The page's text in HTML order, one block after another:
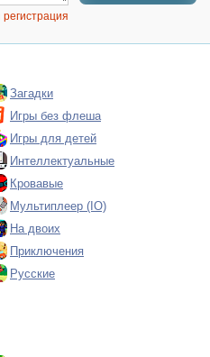
Загадки
Игры без флеша
Игры для детей
Интеллектуальные
Кровавые
Мультиплеер (IO)
На двоих
Приключения
Русские